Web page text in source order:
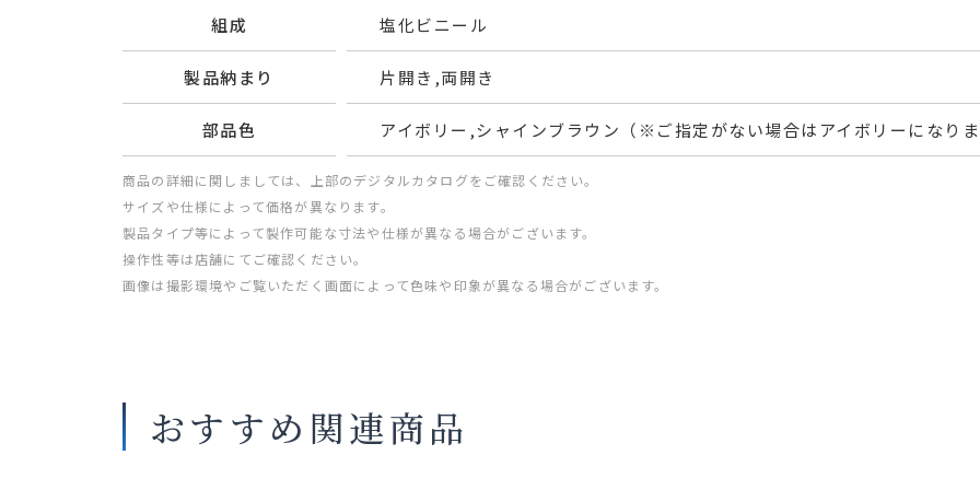
組成 塩化ビニール
製品納まり 片開き,両開き
部品色 アイボリー,シャインブラウン（※ご指定がない場合はアイボリーになり
商品の詳細に関しましては、上部のデジタルカタログをご確認ください。
サイズや仕様によって価格が異なります。
製品タイプ等によって製作可能な寸法や仕様が異なる場合がございます。
操作性等は店舗にてご確認ください。
画像は撮影環境やご覧いただく画面によって色味や印象が異なる場合がございます。
おすすめ関連商品